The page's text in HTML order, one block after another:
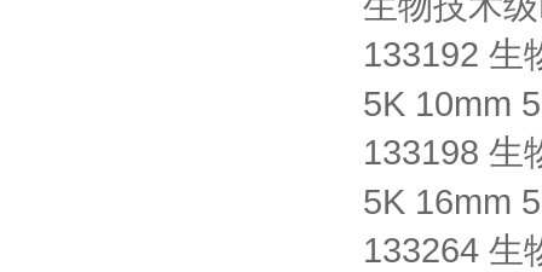
133192 生
5K 10mm
133198 生
5K 16mm
133264 生